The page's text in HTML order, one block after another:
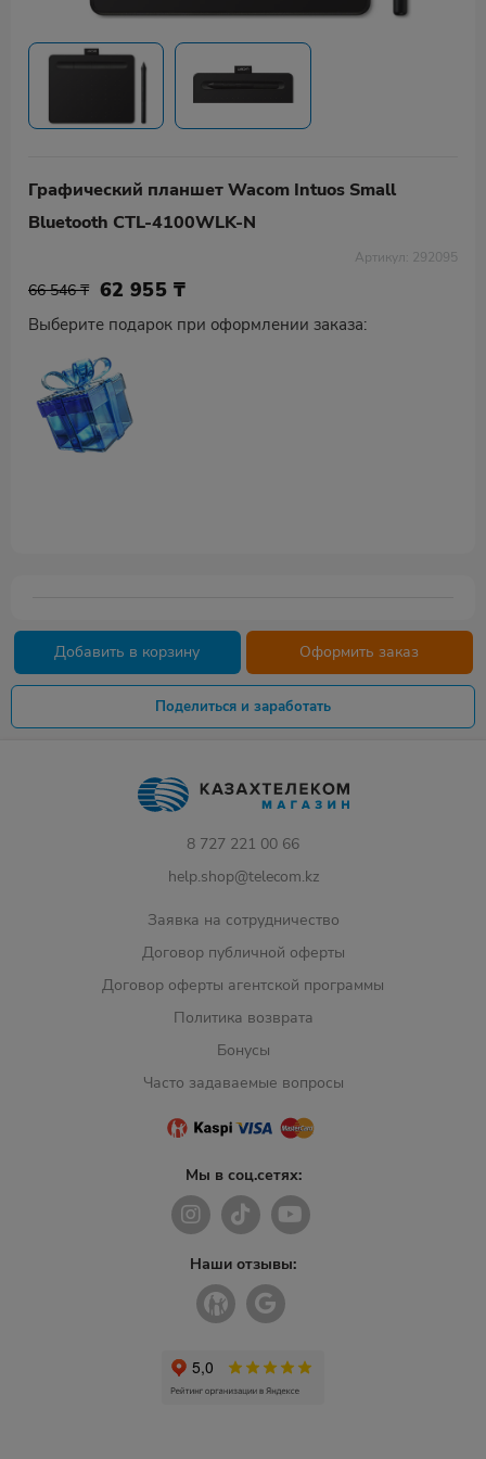
Графический планшет Wacom Intuos Small
Bluetooth CTL-4100WLK-N
Артикул: 292095
66 546 ₸ 62 955 ₸
Выберите подарок при оформлении заказа:
Добавить в корзину Оформить заказ
Поделиться и заработать
8 727 221 00 66
help.shop@telecom.kz
Заявка на сотрудничество
Договор публичной оферты
Договор оферты агентской программы
Политика возврата
Бонусы
Часто задаваемые вопросы
Мы в соц.сетях:
Наши отзывы: